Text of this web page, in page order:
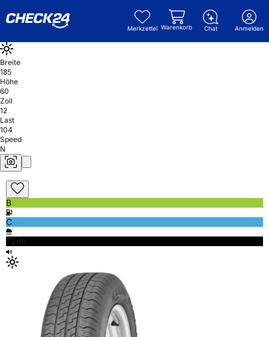
Merkzettel Warenkorb Chat Anmelden
Breite
185
Höhe
60
Zoll
12
Last
104
Speed
N
B
C
72db